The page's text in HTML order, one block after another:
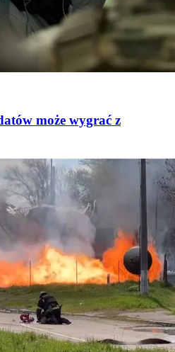
może wygrać z